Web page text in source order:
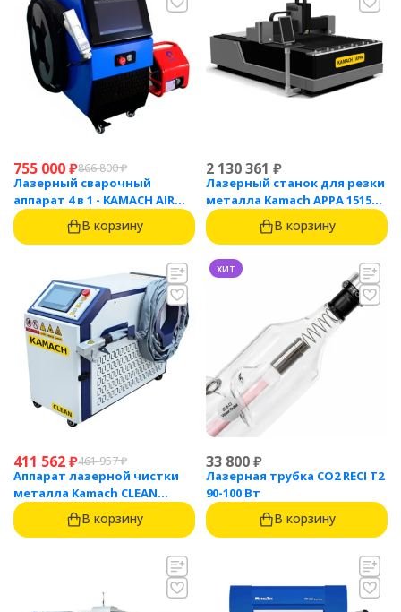
755 000₽866 800₽
Лазерный сварочный
аппарат 4 в 1 - KAMACH AIR
1500
В корзину
2 130 361 ₽
Лазерный станок для резки
металла Kamach APPA 1515
(1500 Вт)
В корзину
411 562₽461 957₽
Аппарат лазерной чистки
металла Kamach CLEAN
1500BW
В корзину
хит
33 800₽
Лазерная трубка CO2 RECI T2
90-100 Вт
В корзину